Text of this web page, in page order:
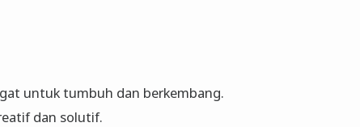
untuk tumbuh dan berkembang.
dan solutif.